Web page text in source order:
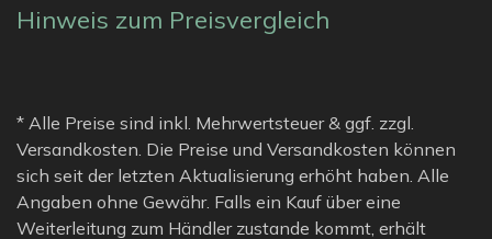
Hinweis zum Preisvergleich
* Alle Preise sind inkl. Mehrwertsteuer & ggf. zzgl.
Versandkosten. Die Preise und Versandkosten können
sich seit der letzten Aktualisierung erhöht haben. Alle
Angaben ohne Gewähr. Falls ein Kauf über eine
Weiterleitung zum Händler zustande kommt, erhält